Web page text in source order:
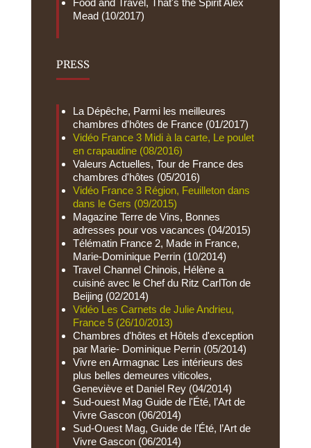
Mead (10/2017)
PRESS
La Dépêche, Parmi les meilleures
chambres d'hôtes de France (01/2017)
Vidéo France 3 Midi à la carte, Le poulet
en crapaudine (08/2016)
Valeurs Actuelles, Tour de France des
chambres d'hôtes (05/2016)
Vidéo France 3 Région, Feuilleton dans
dans le Gers (09/2015)
Magazine Terre de Vins, Bonnes
adresses pour vos vacances (04/2015)
Télématin France 2, Made in France,
Marie-Dominique Perrin (10/2014)
Travel Channel Chinois, Hélène a
cuisiné avec le Chef du Ritz CarlTon de
Beijing (02/2014)
Vidéo Les Carnets de Julie Andrieu,
France 5 (26/10/2013)
Chambres d'hôtes et Hôtels d'exception
par Marie- Dominique Perrin (05/2014)
Vivre en Armagnac Les intérieurs des
plus belles demeures viticoles,
Geneviève et Daniel Rey (04/2014)
Sud-ouest Mag Guide de l'Été, l’Art de
Vivre Gascon (06/2014)
Sud-Ouest Mag, Guide de l'Été, l’Art de
Vivre Gascon (06/2014)